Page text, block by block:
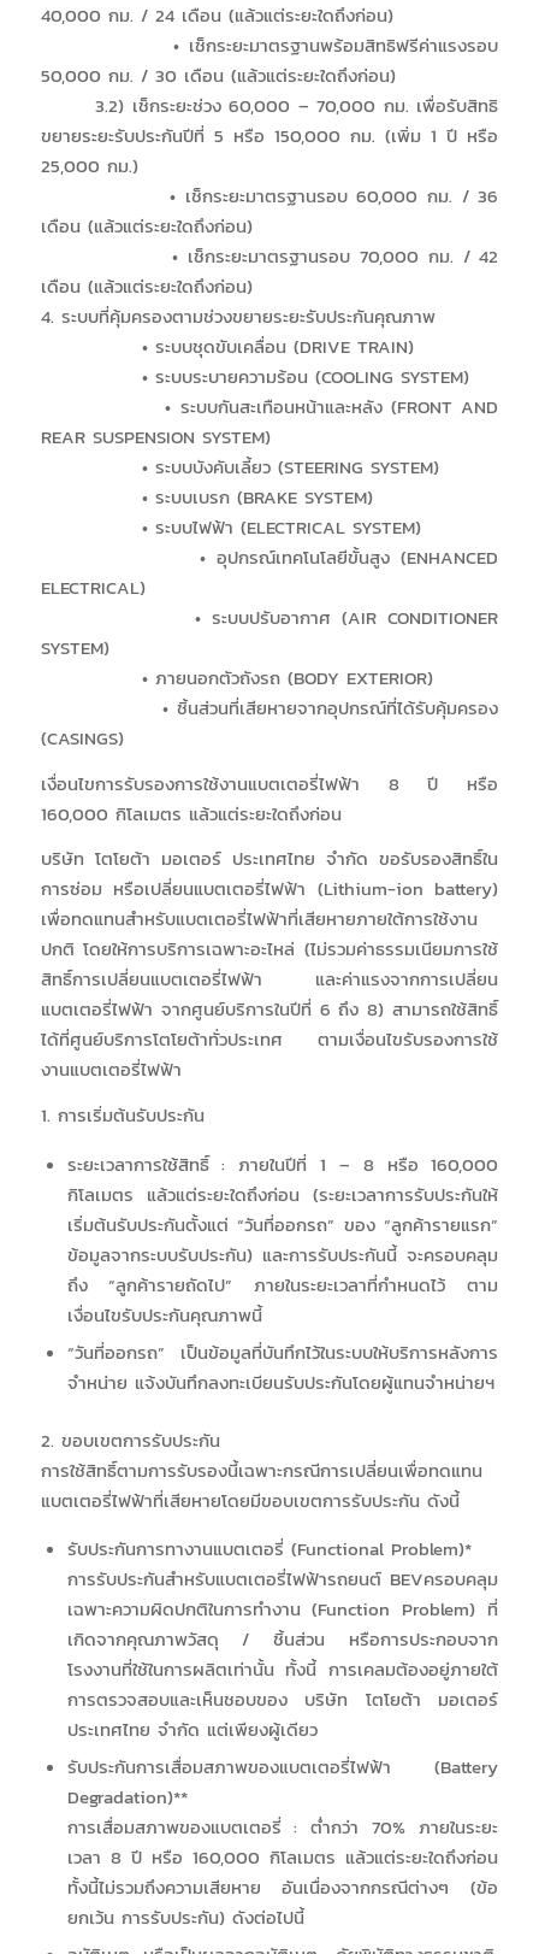
40,000 กม. / 24 เดือน (แล้วแต่ระยะใดถึงก่อน)
• เช็กระยะมาตรฐานพร้อมสิทธิฟรีค่าแรงรอบ
50,000 กม. / 30 เดือน (แล้วแต่ระยะใดถึงก่อน)
3.2) เช็กระยะช่วง 60,000 – 70,000 กม. เพื่อรับสิทธิ
ขยายระยะรับประกันปีที่ 5 หรือ 150,000 กม. (เพิ่ม 1 ปี หรือ
25,000 กม.)
• เช็กระยะมาตรฐานรอบ 60,000 กม. / 36
เดือน (แล้วแต่ระยะใดถึงก่อน)
• เช็กระยะมาตรฐานรอบ 70,000 กม. / 42
เดือน (แล้วแต่ระยะใดถึงก่อน)
4. ระบบที่คุ้มครองตามช่วงขยายระยะรับประกันคุณภาพ
• ระบบชุดขับเคลื่อน (DRIVE TRAIN)
• ระบบระบายความร้อน (COOLING SYSTEM)
• ระบบกันสะเทือนหน้าและหลัง (FRONT AND
REAR SUSPENSION SYSTEM)
• ระบบบังคับเลี้ยว (STEERING SYSTEM)
• ระบบเบรก (BRAKE SYSTEM)
• ระบบไฟฟ้า (ELECTRICAL SYSTEM)
• อุปกรณ์เทคโนโลยีขั้นสูง (ENHANCED
ELECTRICAL)
• ระบบปรับอากาศ (AIR CONDITIONER
SYSTEM)
• ภายนอกตัวถังรถ (BODY EXTERIOR)
• ชิ้นส่วนที่เสียหายจากอุปกรณ์ที่ได้รับคุ้มครอง
(CASINGS)
เงื่อนไขการรับรองการใช้งานแบตเตอรี่ไฟฟ้า 8 ปี หรือ
160,000 กิโลเมตร แล้วแต่ระยะใดถึงก่อน
บริษัท โตโยต้า มอเตอร์ ประเทศไทย จำกัด ขอรับรองสิทธิ์ใน
การซ่อม หรือเปลี่ยนแบตเตอรี่ไฟฟ้า (Lithium-ion battery)
เพื่อทดแทนสำหรับแบตเตอรี่ไฟฟ้าที่เสียหายภายใต้การใช้งาน
ปกติ โดยให้การบริการเฉพาะอะไหล่ (ไม่รวมค่าธรรมเนียมการใช้
สิทธิ์การเปลี่ยนแบตเตอรี่ไฟฟ้า และค่าแรงจากการเปลี่ยน
แบตเตอรี่ไฟฟ้า จากศูนย์บริการในปีที่ 6 ถึง 8) สามารถใช้สิทธิ์
ได้ที่ศูนย์บริการโตโยต้าทั่วประเทศ ตามเงื่อนไขรับรองการใช้
งานแบตเตอรี่ไฟฟ้า
1. การเริ่มต้นรับประกัน
ระยะเวลาการใช้สิทธิ์ : ภายในปีที่ 1 – 8 หรือ 160,000
กิโลเมตร แล้วแต่ระยะใดถึงก่อน (ระยะเวลาการรับประกันให้
เริ่มต้นรับประกันตั้งแต่ “วันที่ออกรถ” ของ “ลูกค้ารายแรก”
ข้อมูลจากระบบรับประกัน) และการรับประกันนี้ จะครอบคลุม
ถึง “ลูกค้ารายถัดไป” ภายในระยะเวลาที่กำหนดไว้ ตาม
เงื่อนไขรับประกันคุณภาพนี้
“วันที่ออกรถ” เป็นข้อมูลที่บันทึกไว้ในระบบให้บริการหลังการ
จำหน่าย แจ้งบันทึกลงทะเบียนรับประกันโดยผู้แทนจำหน่ายฯ
2. ขอบเขตการรับประกัน
การใช้สิทธิ์ตามการรับรองนี้เฉพาะกรณีการเปลี่ยนเพื่อทดแทน
แบตเตอรี่ไฟฟ้าที่เสียหายโดยมีขอบเขตการรับประกัน ดังนี้
รับประกันการทางานแบตเตอรี่ (Functional Problem)*
การรับประกันสำหรับแบตเตอรี่ไฟฟ้ารถยนต์ BEVครอบคลุม
เฉพาะความผิดปกติในการทำงาน (Function Problem) ที่
เกิดจากคุณภาพวัสดุ / ชิ้นส่วน หรือการประกอบจาก
โรงงานที่ใช้ในการผลิตเท่านั้น ทั้งนี้ การเคลมต้องอยู่ภายใต้
การตรวจสอบและเห็นชอบของ บริษัท โตโยต้า มอเตอร์
ประเทศไทย จำกัด แต่เพียงผู้เดียว
รับประกันการเสื่อมสภาพของแบตเตอรี่ไฟฟ้า (Battery
Degradation)**
การเสื่อมสภาพของแบตเตอรี่ : ต่ำกว่า 70% ภายในระยะ
เวลา 8 ปี หรือ 160,000 กิโลเมตร แล้วแต่ระยะใดถึงก่อน
ทั้งนี้ไม่รวมถึงความเสียหาย อันเนื่องจากกรณีต่างๆ (ข้อ
ยกเว้น การรับประกัน) ดังต่อไปนี้